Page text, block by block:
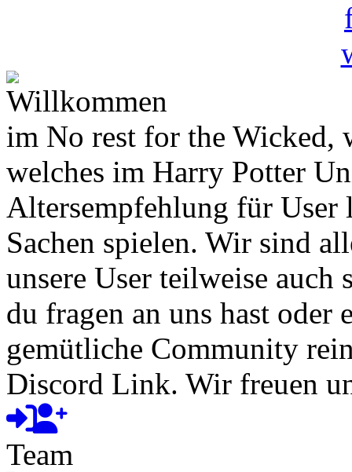
Willkommen
im No rest for the Wicked,
welches im Harry Potter
Altersempfehlung für User
Sachen spielen. Wir sind
unsere User teilweise
du fragen an uns hast oder
gemütliche Community
Discord Link. Wir freuen
Team